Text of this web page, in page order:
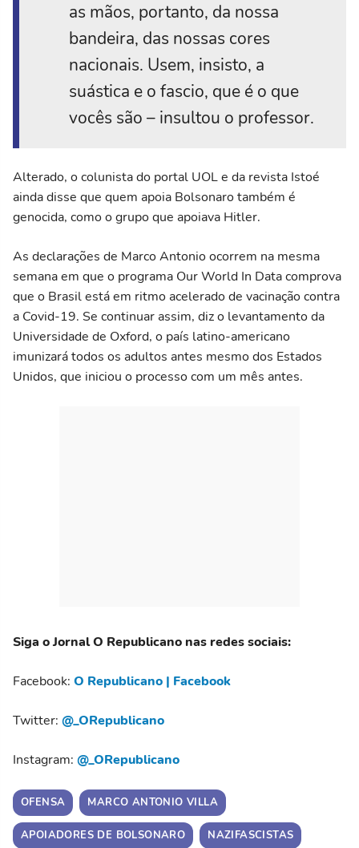
as mãos, portanto, da nossa
bandeira, das nossas cores
nacionais. Usem, insisto, a
suástica e o fascio, que é o que
vocês são – insultou o professor.
Alterado, o colunista do portal UOL e da revista Istoé
ainda disse que quem apoia Bolsonaro também é
genocida, como o grupo que apoiava Hitler.
As declarações de Marco Antonio ocorrem na mesma
semana em que o programa Our World In Data comprova
que o Brasil está em ritmo acelerado de vacinação contra
a Covid-19. Se continuar assim, diz o levantamento da
Universidade de Oxford, o país latino-americano
imunizará todos os adultos antes mesmo dos Estados
Unidos, que iniciou o processo com um mês antes.
Siga o Jornal O Republicano nas redes sociais:
Facebook: O Republicano | Facebook
Twitter: @_ORepublicano
Instagram: @_ORepublicano
OFENSA MARCO ANTONIO VILLA
APOIADORES DE BOLSONARO NAZIFASCISTAS